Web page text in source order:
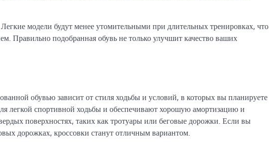
модели будут менее утомительными при длительных тренировках, что
Правильно подобранная обувь не только улучшит качество ваших
обувью зависит от стиля ходьбы и условий, в которых вы планируете
легкой спортивной ходьбы и обеспечивают хорошую амортизацию и
поверхностях, таких как тротуары или беговые дорожки. Если вы
дорожках, кроссовки станут отличным вариантом.